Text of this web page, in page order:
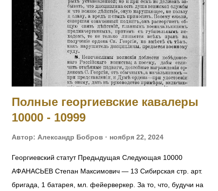
Василий — 293 пех. Ижорский полк, 2 рота, ст. унтер-
офицер. За мужество и храбрость в боях с австрийцами с
23 по 29.05.1915. 4014 СЕРГЕЕВ Василий — 295 пех.
Свирский полк, 11 рота, подпрапорщик. За отличие в боях с
23 по 28.06.1915. 4015 ДЕМЯНОВ Петр — 295 пех.
Свирский полк, пулеметная команда, фельдфебель. За от...
Полные георгиевские кавалеры
10000 - 10999
Автор: Александр Бобров ноября 22, 2024
Георгиевский статут Предыдущая Следующая 10000
АФАНАСЬЕВ Степан Максимович — 13 Сибирская стр. арт.
бригада, 1 батарея, мл. фейерверкер. За то, что, будучи на